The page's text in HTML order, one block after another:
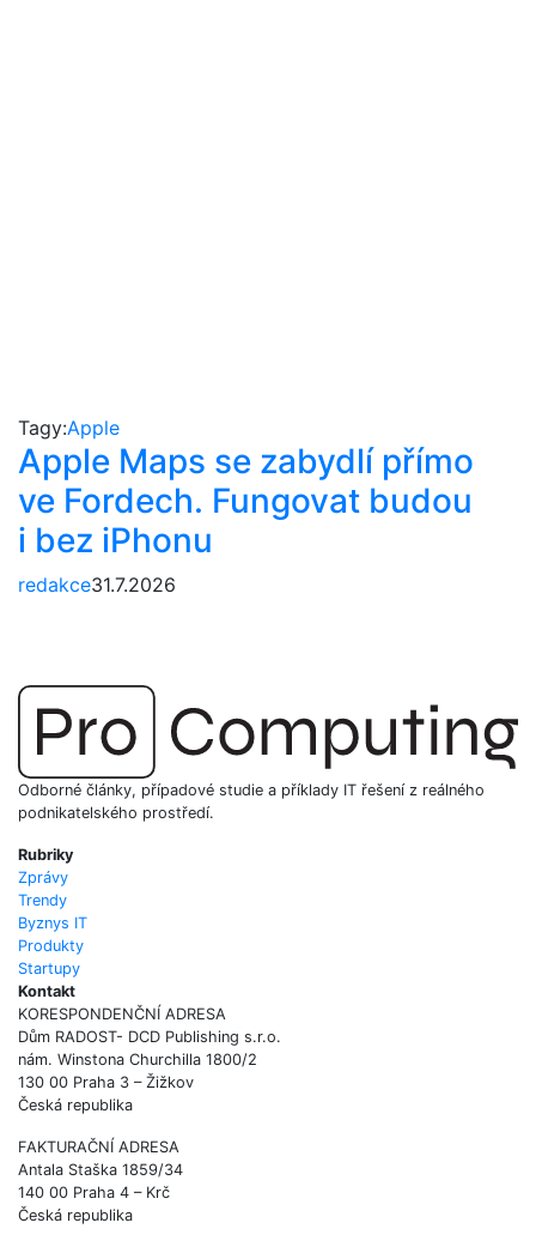
Tagy:Apple
Apple Maps se zabydlí přímo
ve Fordech. Fungovat budou
i bez iPhonu
redakce31.7.2026
Odborné články, případové studie a příklady IT řešení z reálného
podnikatelského prostředí.
Rubriky
Zprávy
Trendy
Byznys IT
Produkty
Startupy
Kontakt
KORESPONDENČNÍ ADRESA
Dům RADOST- DCD Publishing s.r.o.
nám. Winstona Churchilla 1800/2
130 00 Praha 3 – Žižkov
Česká republika
FAKTURAČNÍ ADRESA
Antala Staška 1859/34
140 00 Praha 4 – Krč
Česká republika